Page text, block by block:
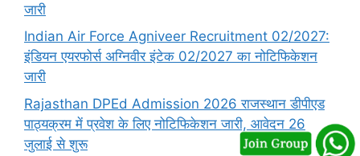
जारी
Indian Air Force Agniveer Recruitment 02/2027:
इंडियन एयरफोर्स अग्निवीर इंटेक 02/2027 का नोटिफिकेशन
जारी
Rajasthan DPEd Admission 2026 राजस्थान डीपीएड
पाठ्यक्रम में प्रवेश के लिए नोटिफिकेशन जारी, आवेदन 26
जुलाई से शुरू